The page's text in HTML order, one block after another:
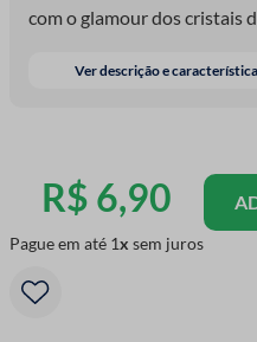
com o glamour dos cristais
Ver descrição e
R$ 6,90
Pague em até 1 sem juros